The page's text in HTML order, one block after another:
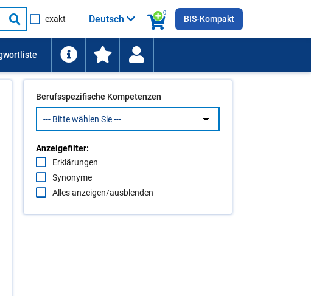
Suche
starten
exakt
0
Deutsch BIS-Kompakt
Berufsspezifische Kompetenzen
Anzeigefilter:
Erklärungen
Synonyme
Alles anzeigen/ausblenden